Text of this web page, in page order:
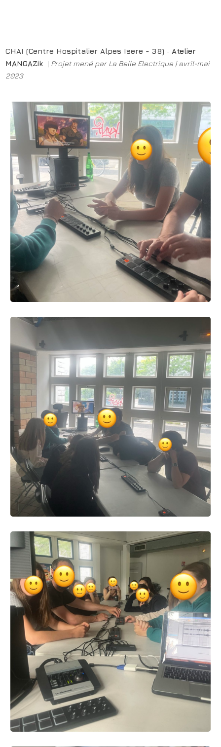
CHAI (Centre Hospitalier Alpes Isere - 38) - Atelier
MANGAZik | Projet mené par La Belle Electrique | avril-mai
2023